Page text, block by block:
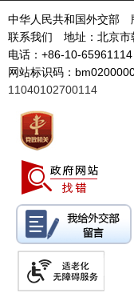
中华人民共和国外交部
联系我们 地址：北京
电话：+86-10-65961114
网站标识码：
11040102700114